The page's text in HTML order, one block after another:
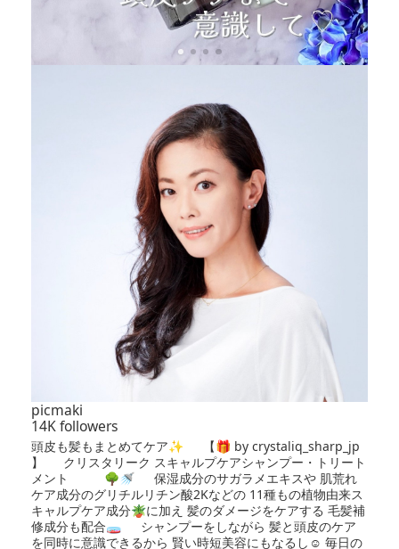
picmaki
14K followers
頭皮も髪もまとめてケア✨ 【🎁 by crystaliq_sharp_jp
】 クリスタリーク スキャルプケアシャンプー・トリート
メント 🌳🚿 保湿成分のサガラメエキスや 肌荒れ
ケア成分のグリチルリチン酸2Kなどの 11種もの植物由来ス
キャルプケア成分🪴に加え 髪のダメージをケアする 毛髪補
修成分も配合🧫 シャンプーをしながら 髪と頭皮のケア
を同時に意識できるから 賢い時短美容にもなるし☺️ 毎日の